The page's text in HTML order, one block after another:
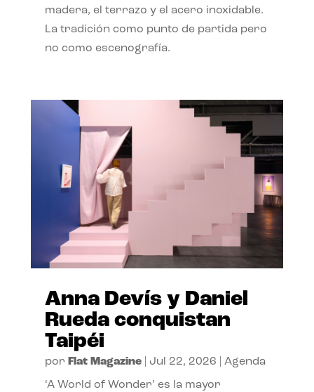
madera, el terrazo y el acero inoxidable.
La tradición como punto de partida pero
no como escenografía.
Anna Devís y Daniel
Rueda conquistan
Taipéi
por Flat Magazine| Jul 22, 2026 Agenda
‘A World of Wonder’ es la mayor